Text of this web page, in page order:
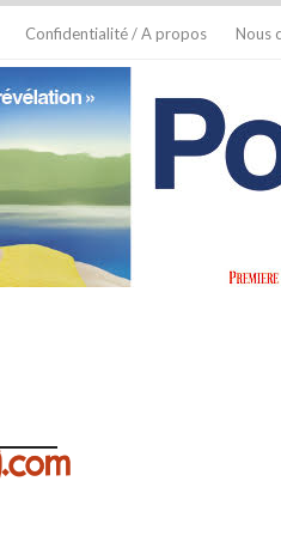
Confidentialité / A propos Nous